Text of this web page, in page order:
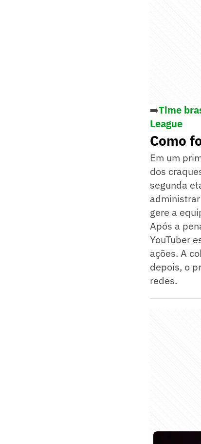
➡️Time
League
Como
Em um
dos
segunda
gere a
Após a
YouTuber
ações. A
depois, o
redes.